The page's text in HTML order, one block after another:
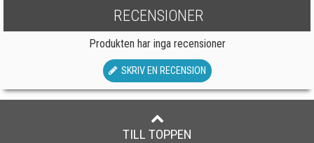
RECENSIONER
Produkten har inga recensioner
SKRIV EN RECENSION
TILL TOPPEN